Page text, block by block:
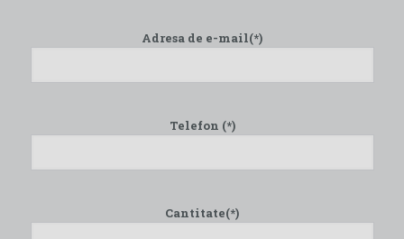
Adresa de e-mail(*)
Telefon (*)
Cantitate(*)